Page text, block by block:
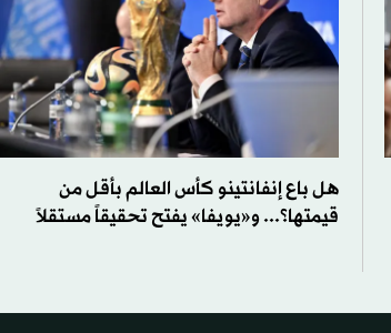
هل باع إنفانتينو كأس العالم بأقل من
قيمتها؟... و«يويفا» يفتح تحقيقاً مستقلاً